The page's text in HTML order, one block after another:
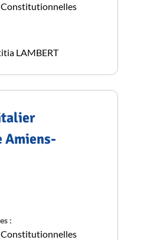
Constitutionnelles
LAMBERT
:
Constitutionnelles